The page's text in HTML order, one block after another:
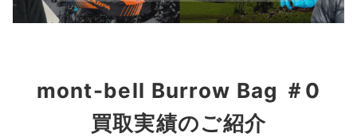
mont-bell Burrow Bag ＃0
買取実績のご紹介